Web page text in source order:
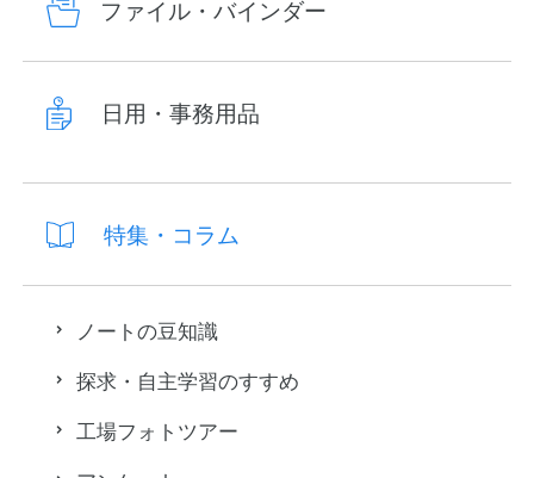
ファイル・バインダー
日用・事務用品
特集・コラム
ノートの豆知識
探求・自主学習のすすめ
工場フォトツアー